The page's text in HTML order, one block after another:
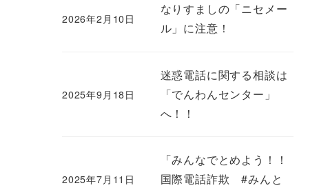
なりすましの「ニセメー
ル」に注意！
2026年2月10日
迷惑電話に関する相談は
「でんわんセンター」
へ！！
2025年9月18日
「みんなでとめよう！！
国際電話詐欺 #みんと
2025年7月11日